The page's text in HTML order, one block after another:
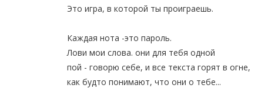
Это игра, в которой ты проиграешь.
Каждая нота -это пароль.
Лови мои слова. они для тебя одной
пой - говорю себе, и все текста горят в огне,
как будто понимают, что они о тебе...